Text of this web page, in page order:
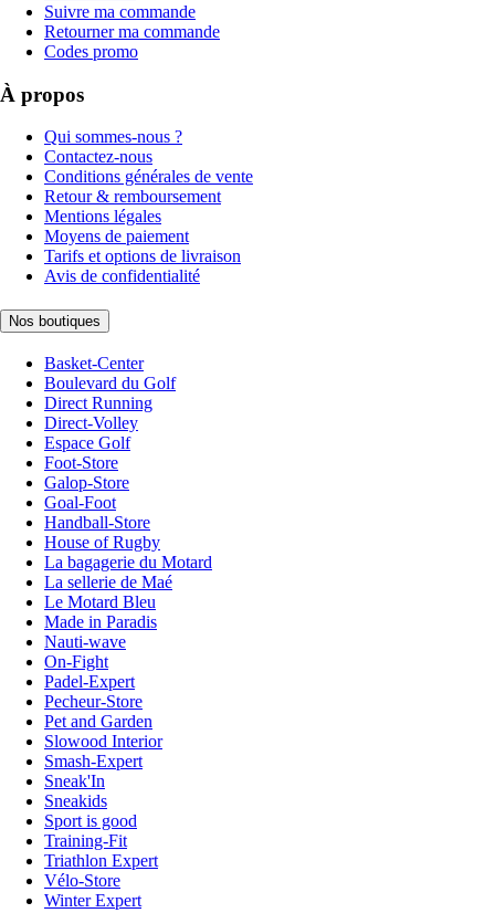
Suivre ma commande
Retourner ma commande
Codes promo
À propos
Qui sommes-nous ?
Contactez-nous
Conditions générales de vente
Retour & remboursement
Mentions légales
Moyens de paiement
Tarifs et options de livraison
Avis de confidentialité
Nos boutiques
Basket-Center
Boulevard du Golf
Direct Running
Direct-Volley
Espace Golf
Foot-Store
Galop-Store
Goal-Foot
Handball-Store
House of Rugby
La bagagerie du Motard
La sellerie de Maé
Le Motard Bleu
Made in Paradis
Nauti-wave
On-Fight
Padel-Expert
Pecheur-Store
Pet and Garden
Slowood Interior
Smash-Expert
Sneak'In
Sneakids
Sport is good
Training-Fit
Triathlon Expert
Vélo-Store
Winter Expert